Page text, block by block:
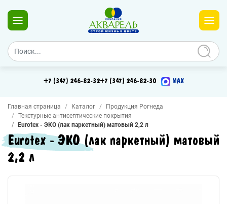
+7 (347) 246-82-32+7 (347) 246-82-30 MAX
Главная страница Каталог
Продукция Рогнеда
Текстурные антисептические покрытия
Eurotex - ЭКО (лак паркетный) матовый 2,2 л
Eurotex - ЭКО (лак паркетный) матовый
2,2 л